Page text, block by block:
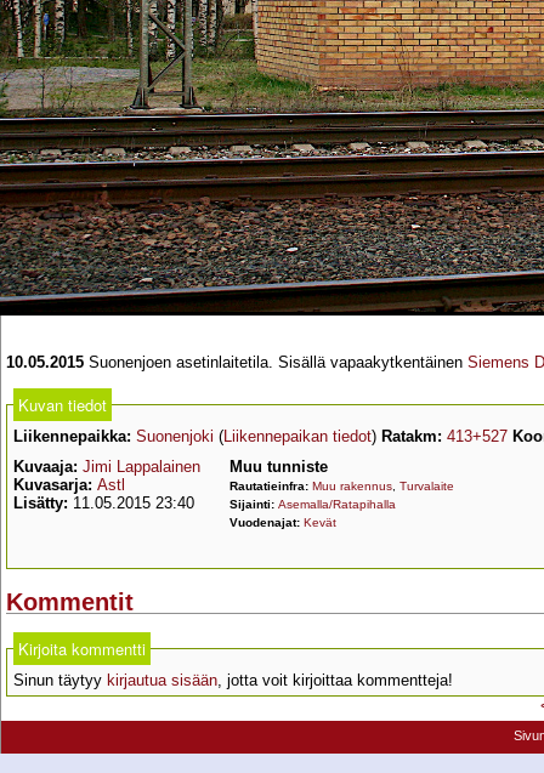
10.05.2015 Suonenjoen asetinlaitetila. Sisällä vapaakytkentäinen Siemens
Kuvan tiedot
Liikennepaikka: Suonenjoki (Liikennepaikan tiedot) Ratakm: 413+527
Kuvaaja: Jimi Lappalainen
Kuvasarja: Astl
Lisätty: 11.05.2015 23:40
Muu tunniste
Rautatieinfra: Muu rakennus Turvalaite
Sijainti: Asemalla/Ratapihalla
Vuodenajat: Kevät
Kommentit
Kirjoita kommentti
Sinun täytyy kirjautua sisään, jotta voit kirjoittaa kommentteja!